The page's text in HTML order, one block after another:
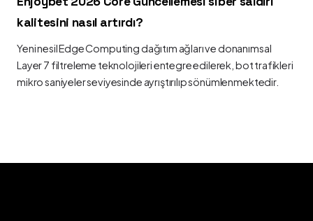
kalitesini nasıl artırdı?
Yeni nesil Edge Computing dağıtım ağları ve donanımsal
Layer 7 filtreleme teknolojileri entegre edilerek, bot trafikleri
mikro saniyeler seviyesinde ayrıştırılıp sönümlenmektedir.